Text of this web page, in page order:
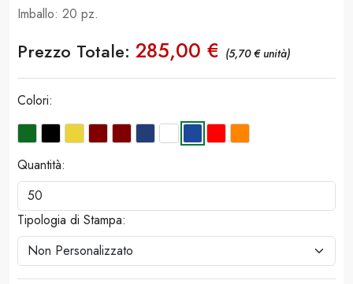
Imballo: 20 pz.
Prezzo Totale: 285,00 € (5,70 € unità)
Colori:
Quantità:
Tipologia di Stampa: